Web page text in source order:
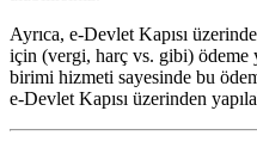
Ayrıca, e-Devlet Kapısı
için (vergi, harç vs. gibi) ödeme
birimi hizmeti sayesinde bu
e-Devlet Kapısı üzerinden